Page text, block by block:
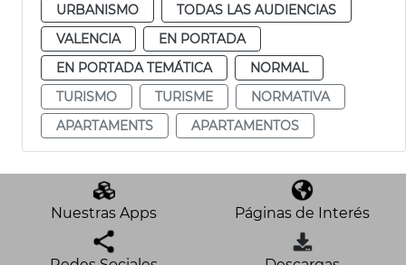
URBANISMO
TODAS LAS AUDIENCIAS
VALENCIA
EN PORTADA
EN PORTADA TEMÁTICA
NORMAL
TURISMO
TURISME
NORMATIVA
APARTAMENTS
APARTAMENTOS
Nuestras Apps Páginas de Interés